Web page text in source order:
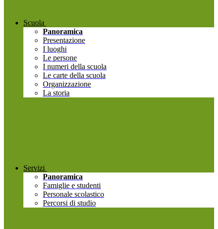
Scuola
Panoramica
Presentazione
I luoghi
Le persone
I numeri della scuola
Le carte della scuola
Organizzazione
La storia
Servizi
Panoramica
Famiglie e studenti
Personale scolastico
Percorsi di studio